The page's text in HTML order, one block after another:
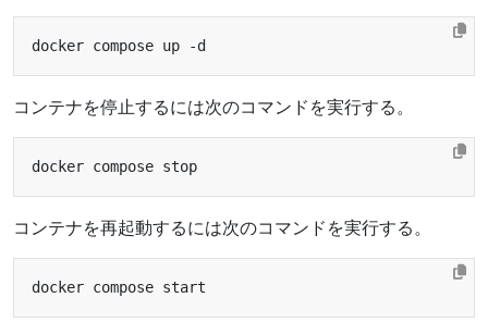
コンテナを停止するには次のコマンドを実行する。
コンテナを再起動するには次のコマンドを実行する。